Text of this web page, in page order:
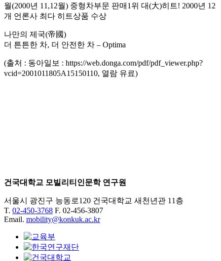
월(2000년 11,12월) 중형차부문 판매1위 대(大)히트! 2000년 12
개 언론사 최다 히트상품 수상
나만의 제국(帝國)
더 튼튼한 차, 더 안전한 차 – Optima
(출처 : 동아일보 : https://web.donga.com/pdf/pdf_viewer.php?
vcid=2001011805A15150110, 열람 유료)
건국대학교 모빌리티인문학 연구원
서울시 광진구 능동로120 건국대학교 새천년관 11층
T. 02-450-3768 F. 02-456-3807
Email. mobility@konkuk.ac.kr